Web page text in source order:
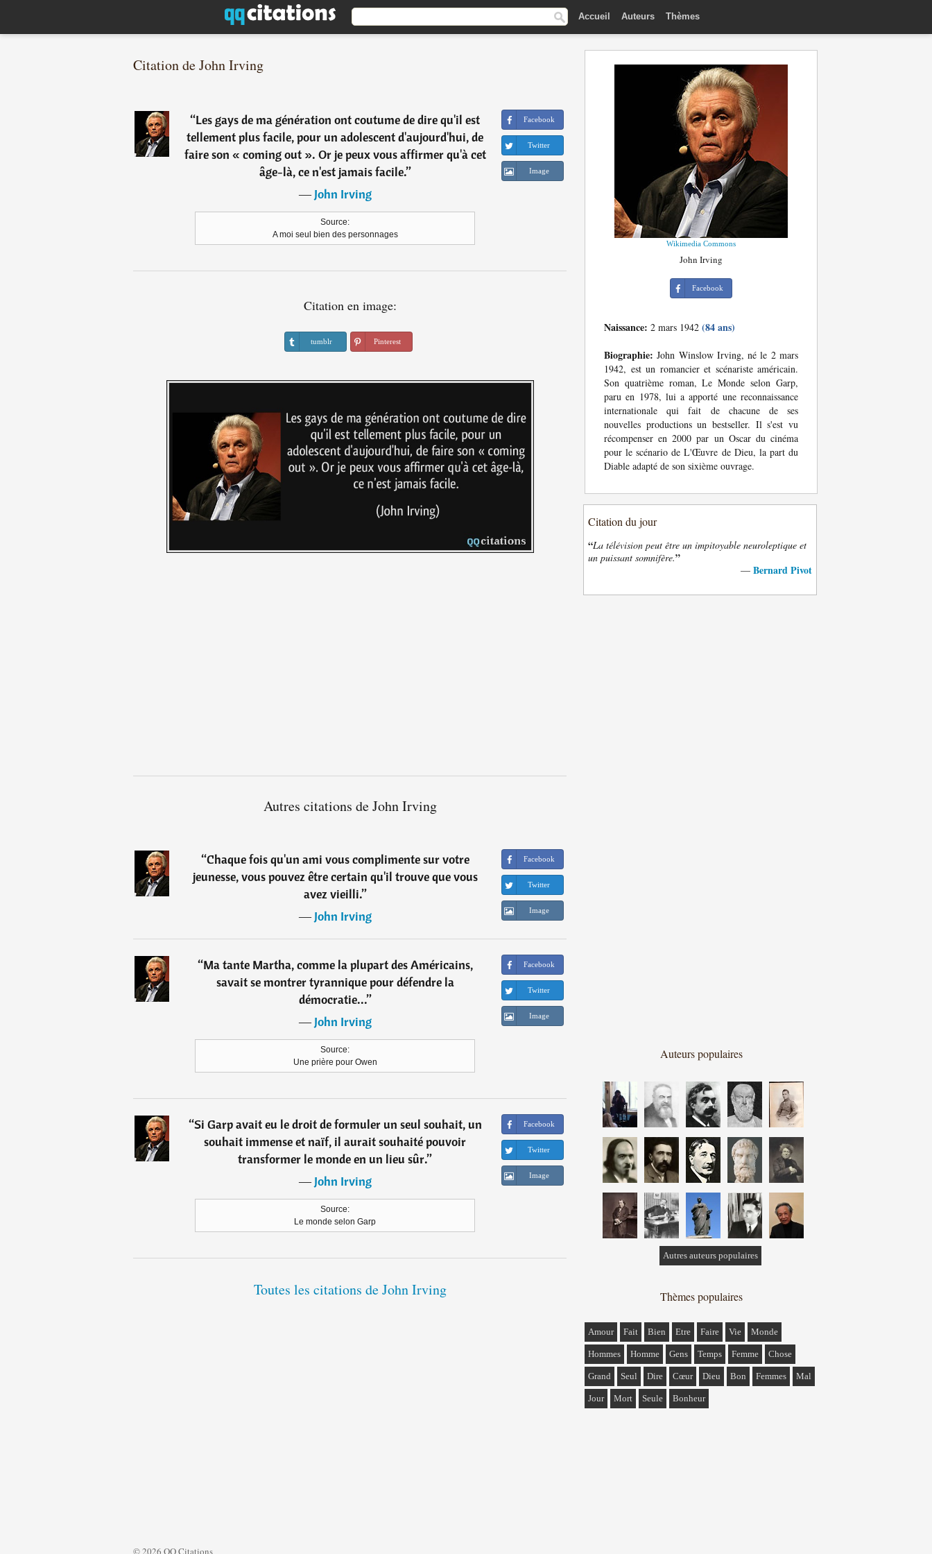
Accueil Auteurs Thèmes
Citation de John Irving
“Les gays de ma génération ont coutume de dire qu'il est
tellement plus facile, pour un adolescent d'aujourd'hui, de
faire son « coming out ». Or je peux vous affirmer qu'à cet
âge-là, ce n'est jamais facile.”
―John Irving
Source:
A moi seul bien des personnages
Facebook
Twitter
Image
Citation en image:
tumblr Pinterest
Autres citations de John Irving
“Chaque fois qu'un ami vous complimente sur votre
jeunesse, vous pouvez être certain qu'il trouve que vous
avez vieilli.”
―John Irving
Facebook
Twitter
Image
“Ma tante Martha, comme la plupart des Américains,
savait se montrer tyrannique pour défendre la
démocratie...”
―John Irving
Source:
Une prière pour Owen
Facebook
Twitter
Image
“Si Garp avait eu le droit de formuler un seul souhait, un
souhait immense et naïf, il aurait souhaité pouvoir
transformer le monde en un lieu sûr.”
―John Irving
Source:
Le monde selon Garp
Facebook
Twitter
Image
Toutes les citations de John Irving
Wikimedia Commons
John Irving
Facebook
Naissance: 2 mars 1942 (84 ans)
Biographie: John Winslow Irving, né le 2 mars
1942, est un romancier et scénariste américain.
Son quatrième roman, Le Monde selon Garp,
paru en 1978, lui a apporté une reconnaissance
internationale qui fait de chacune de ses
nouvelles productions un bestseller. Il s'est vu
récompenser en 2000 par un Oscar du cinéma
pour le scénario de L'Œuvre de Dieu, la part du
Diable adapté de son sixième ouvrage.
Citation du jour
“La télévision peut être un impitoyable neuroleptique et
un puissant somnifère.”
— Bernard Pivot
Auteurs populaires
Autres auteurs populaires
Thèmes populaires
Amour Fait Bien Etre Faire Vie Monde
Hommes Homme Gens Temps Femme Chose
Grand Seul Dire Cœur Dieu Bon Femmes Mal
Jour Mort Seule Bonheur
© 2026 QQ Citations